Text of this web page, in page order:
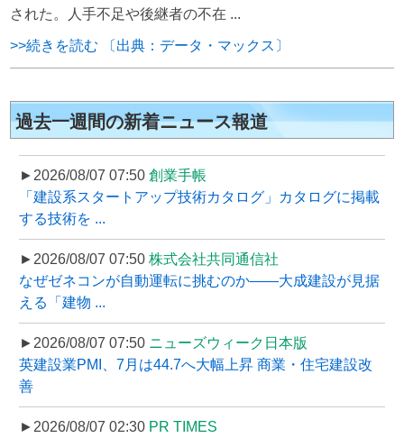
された。人手不足や後継者の不在 ...
>>続きを読む 〔出典：データ・マックス〕
過去一週間の新着ニュース報道
►2026/08/07 07:50 創業手帳
「建設系スタートアップ技術カタログ」カタログに掲載
する技術を ...
►2026/08/07 07:50 株式会社共同通信社
なぜゼネコンが自動運転に挑むのか――大成建設が見据
える「建物 ...
►2026/08/07 07:50 ニューズウィーク日本版
英建設業PMI、7月は44.7へ大幅上昇 商業・住宅建設改
善
►2026/08/07 02:30 PR TIMES